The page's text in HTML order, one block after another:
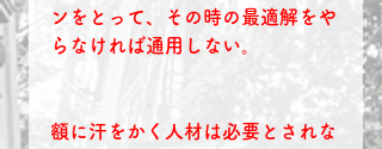
ンをとって、その時の最適解をや
らなければ通用しない。
額に汗をかく人材は必要とされな